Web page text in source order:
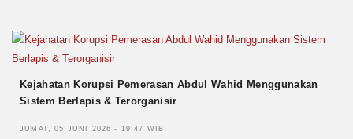
Kejahatan Korupsi Pemerasan Abdul Wahid Menggunakan
Sistem Berlapis & Terorganisir
JUMAT, 05 JUNI 2026 - 19:47 WIB